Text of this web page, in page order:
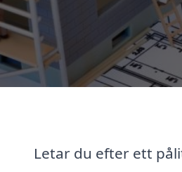
Letar du efter ett